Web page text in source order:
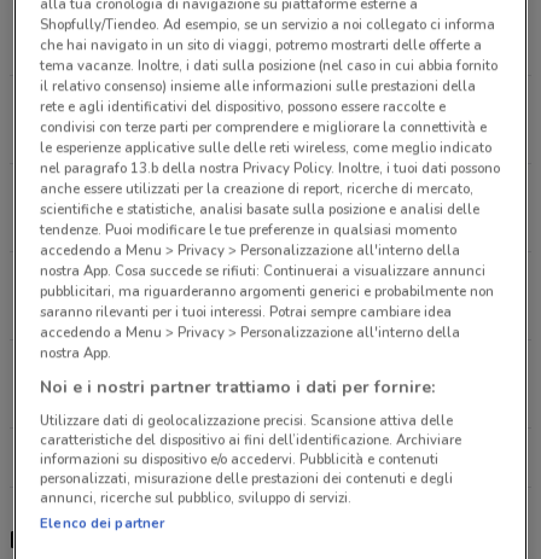
Via Annunziatella, 36 Castellammare Di Stabia
5.6 km
VIA CIRCUMVALLAZION PER SAVIANO 132 Nola
18.6 km
Via Circumvallazione, 132 Nola
18.8 km
Via Delle Repubbliche Marinare, 61 Napoli
21.6 km
25.9 km
Tutti i negozi BMW
BMW, offerte e concessionari
alla tua cronologia di navigazione su piattaforme esterne a
Shopfully/Tiendeo. Ad esempio, se un servizio a noi collegato ci informa
che hai navigato in un sito di viaggi, potremo mostrarti delle offerte a
tema vacanze. Inoltre, i dati sulla posizione (nel caso in cui abbia fornito
il relativo consenso) insieme alle informazioni sulle prestazioni della
rete e agli identificativi del dispositivo, possono essere raccolte e
condivisi con terze parti per comprendere e migliorare la connettività e
le esperienze applicative sulle delle reti wireless, come meglio indicato
nel paragrafo 13.b della nostra Privacy Policy. Inoltre, i tuoi dati possono
anche essere utilizzati per la creazione di report, ricerche di mercato,
scientifiche e statistiche, analisi basate sulla posizione e analisi delle
tendenze. Puoi modificare le tue preferenze in qualsiasi momento
accedendo a Menu > Privacy > Personalizzazione all'interno della
nostra App. Cosa succede se rifiuti: Continuerai a visualizzare annunci
pubblicitari, ma riguarderanno argomenti generici e probabilmente non
saranno rilevanti per i tuoi interessi. Potrai sempre cambiare idea
accedendo a Menu > Privacy > Personalizzazione all'interno della
nostra App.
Noi e i nostri partner trattiamo i dati per fornire:
Utilizzare dati di geolocalizzazione precisi. Scansione attiva delle
caratteristiche del dispositivo ai fini dell’identificazione. Archiviare
informazioni su dispositivo e/o accedervi. Pubblicità e contenuti
personalizzati, misurazione delle prestazioni dei contenuti e degli
annunci, ricerche sul pubblico, sviluppo di servizi.
Elenco dei partner